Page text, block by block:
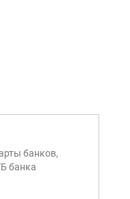
банков,
банка